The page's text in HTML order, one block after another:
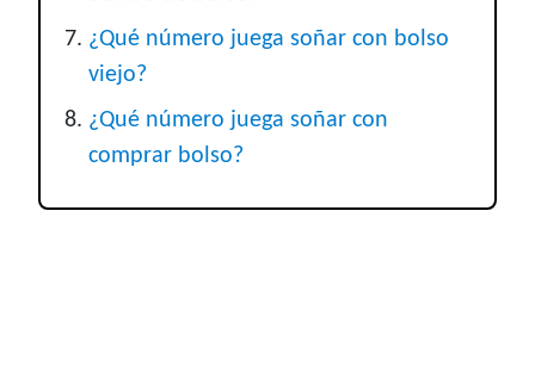
¿Qué número juega soñar con bolso
viejo?
¿Qué número juega soñar con
comprar bolso?